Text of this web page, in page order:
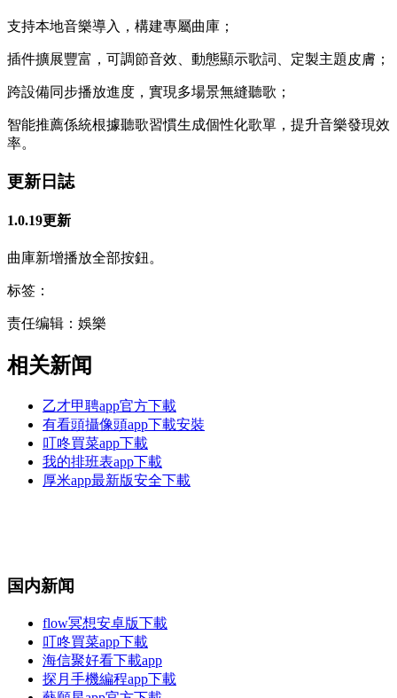
支持本地音樂導入，構建專屬曲庫；
插件擴展豐富，可調節音效、動態顯示歌詞、定製主題皮膚；
跨設備同步播放進度，實現多場景無縫聽歌；
智能推薦係統根據聽歌習慣生成個性化歌單，提升音樂發現效
率。
更新日誌
1.0.19更新
曲庫新增播放全部按鈕。
标签：
责任编辑：娛樂
相关新闻
乙才甲聘app官方下載
有看頭攝像頭app下載安裝
叮咚買菜app下載
我的排班表app下載
厚米app最新版安全下載
国内新闻
flow冥想安卓版下載
叮咚買菜app下載
海信聚好看下載app
探月手機編程app下載